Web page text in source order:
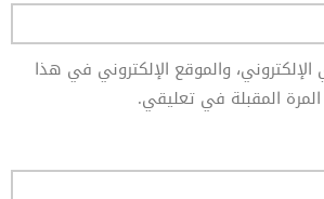
والموقع الإلكتروني في هذا
المقبلة في تعليقي.